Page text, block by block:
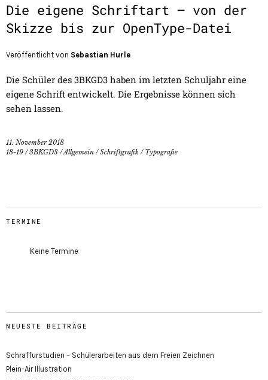
Die eigene Schriftart – von der
Skizze bis zur OpenType-Datei
Veröffentlicht von Sebastian Hurle
Die Schüler des 3BKGD3 haben im letzten Schuljahr eine
eigene Schrift entwickelt. Die Ergebnisse können sich
sehen lassen.
11. November 2018
18-19 /3BKGD3 /Allgemein /Schriftgrafik / Typografie
TERMINE
Keine Termine
NEUESTE BEITRÄGE
Schraffurstudien – Schülerarbeiten aus dem Freien Zeichnen
Plein-Air Illustration